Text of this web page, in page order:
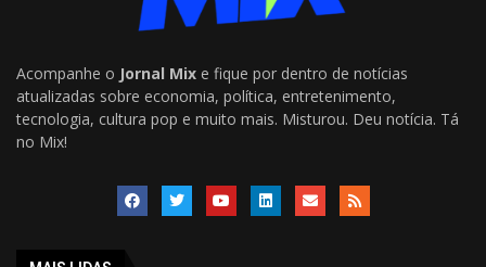
Acompanhe o Jornal Mix e fique por dentro de notícias
atualizadas sobre economia, política, entretenimento,
tecnologia, cultura pop e muito mais. Misturou. Deu notícia. Tá
no Mix!